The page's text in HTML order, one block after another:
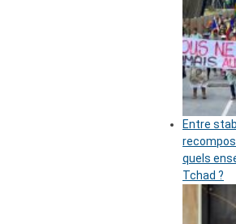
Entre
quels
Tchad ?